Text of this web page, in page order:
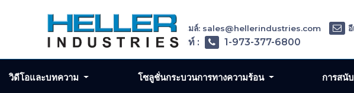
อีเมล์: sales@hellerindustries.com
โทรศัพท์ : 1-973-377-6800
วิดีโอและบทความ โซลูชั่นกระบวนการทางความร้อน การสนั